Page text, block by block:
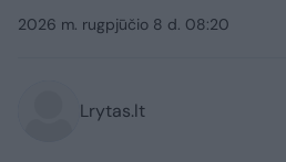
2026 m. rugpjūčio 8 d. 08:20
Lrytas.lt